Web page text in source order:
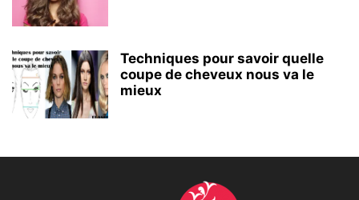
Techniques pour savoir quelle
coupe de cheveux nous va le
mieux